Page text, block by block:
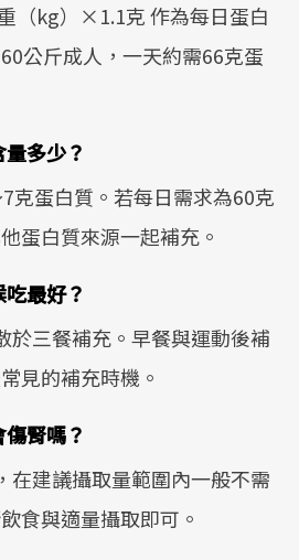
（kg）×1.1克 作為每日蛋白
公斤成人，一天約需66克蛋
多少？
克蛋白質。若每日需求為60克
蛋白質來源一起補充。
最好？
於三餐補充。早餐與運動後補
見的補充時機。
腎嗎？
在建議攝取量範圍內一般不需
食與適量攝取即可。